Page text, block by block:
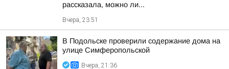
рассказала, можно ли...
Вчера, 23:51
В Подольске проверили содержание дома на
улице Симферопольской
Вчера, 21:36